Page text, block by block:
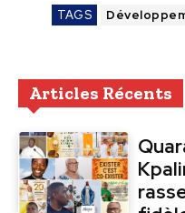
TAGS
Articles Récents